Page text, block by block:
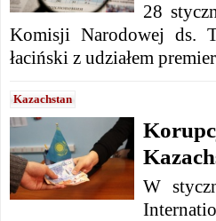
28
Komisji Narodowej ds.
łaciński z udziałem
Kazachstan
W